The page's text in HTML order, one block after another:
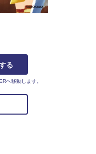
る
へ移動します。